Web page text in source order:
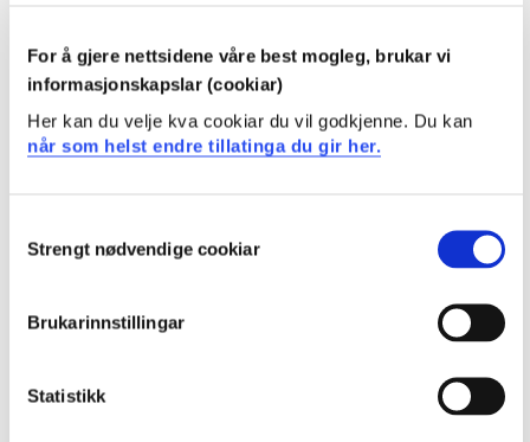
For å gjere nettsidene våre best mogleg, brukar vi
informasjonskapslar (cookiar)
Her kan du velje kva cookiar du vil godkjenne. Du kan
når som helst endre tillatinga du gir her.
Selection
Strengt nødvendige cookiar
Brukarinnstillingar
Statistikk
Høgskulen på Vestlandet
Prosjekttype
Anvend forsking
Januar 2023 - Desember 2026
Lærarutdanningar har ulike tradisjonar og utfordringar i
ulike land, medan det samtidig veks fram ein global